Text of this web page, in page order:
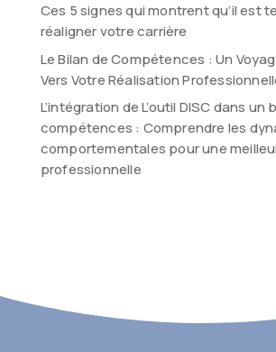
Ces 5 signes qui montrent qu’il est
réaligner votre carrière
Le Bilan de Compétences : Un
Vers Votre Réalisation
L’intégration de L’outil DISC dans un
compétences : Comprendre les
comportementales pour une
professionnelle